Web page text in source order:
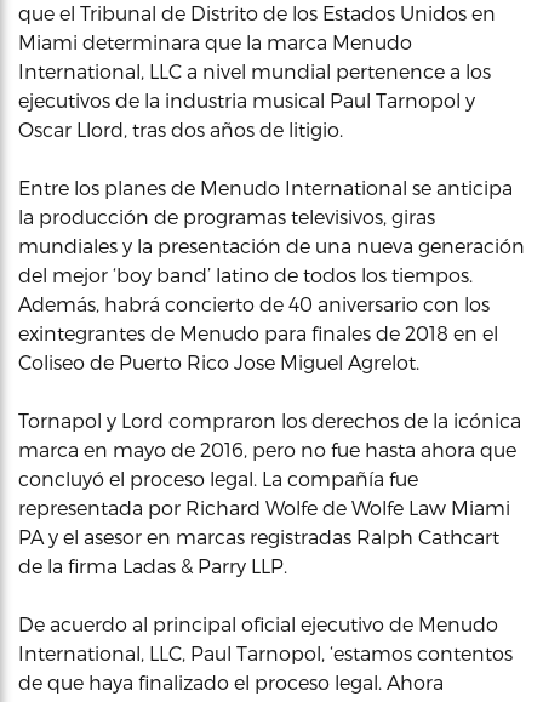
que el Tribunal de Distrito de los Estados Unidos en
Miami determinara que la marca Menudo
International, LLC a nivel mundial pertenence a los
ejecutivos de la industria musical Paul Tarnopol y
Oscar Llord, tras dos años de litigio.
Entre los planes de Menudo International se anticipa
la producción de programas televisivos, giras
mundiales y la presentación de una nueva generación
del mejor ‘boy band’ latino de todos los tiempos.
Además, habrá concierto de 40 aniversario con los
exintegrantes de Menudo para finales de 2018 en el
Coliseo de Puerto Rico Jose Miguel Agrelot.
Tornapol y Lord compraron los derechos de la icónica
marca en mayo de 2016, pero no fue hasta ahora que
concluyó el proceso legal. La compañía fue
representada por Richard Wolfe de Wolfe Law Miami
PA y el asesor en marcas registradas Ralph Cathcart
de la firma Ladas & Parry LLP.
De acuerdo al principal oficial ejecutivo de Menudo
International, LLC, Paul Tarnopol, ‘estamos contentos
de que haya finalizado el proceso legal. Ahora